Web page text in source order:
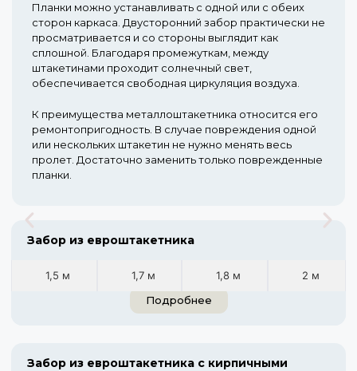
Планки можно устанавливать с одной или с обеих
сторон каркаса. Двусторонний забор практически не
просматривается и со стороны выглядит как
сплошной. Благодаря промежуткам, между
штакетинами проходит солнечный свет,
обеспечивается свободная циркуляция воздуха.
К преимущества металлоштакетника относится его
ремонтопригодность. В случае повреждения одной
или нескольких штакетин не нужно менять весь
пролет. Достаточно заменить только поврежденные
планки.
Забор из евроштакетника
1,5 м 1,7 м 1,8 м
2 м
Подробнее
Забор из евроштакетника с кирпичными